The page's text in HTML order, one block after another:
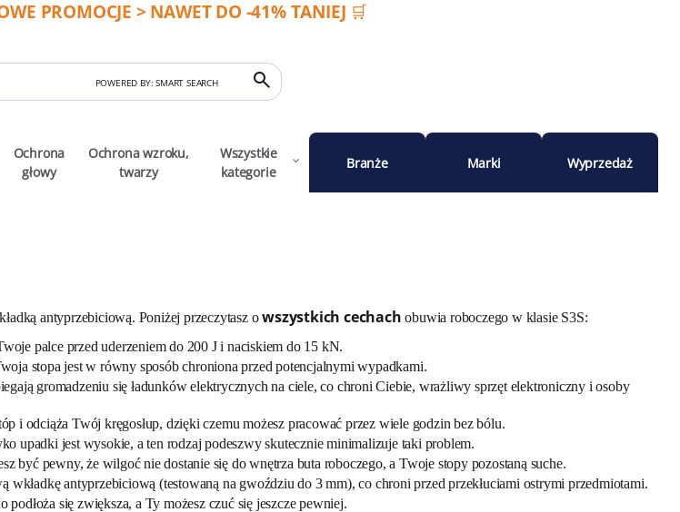
PROMOCJE > NAWET DO -41% TANIEJ 🛒
POWERED BY: SMART SEARCH
Ochrona
głowy
Ochrona wzroku,
twarzy
Wszystkie
kategorie
Branże Marki Wyprzedaż
antyprzebiciową. Poniżej przeczytasz owszystkich cechach obuwia roboczego w klasie S3S:
palce przed uderzeniemdo 200 J i naciskiem do 15 kN.
stopa jest w równy sposób chroniona przed potencjalnymi wypadkami.
gromadzeniu się ładunków elektrycznych na ciele, co chroni Ciebie, wrażliwy sprzęt elektroniczny i osoby
i odciąża Twój kręgosłup, dzięki czemu możesz pracować przez wiele godzin bez bólu.
upadki jest wysokie, a ten rodzaj podeszwy skutecznie minimalizuje taki problem.
być pewny, że wilgoć nie dostanie się do wnętrza buta roboczego, a Twoje stopy pozostaną suche.
wkładkę antyprzebiciową (testowaną na gwoździu do 3 mm), co chroni przed przekłuciami ostrymi przedmiotami.
się zwiększa, a Ty możesz czuć się jeszcze pewniej.